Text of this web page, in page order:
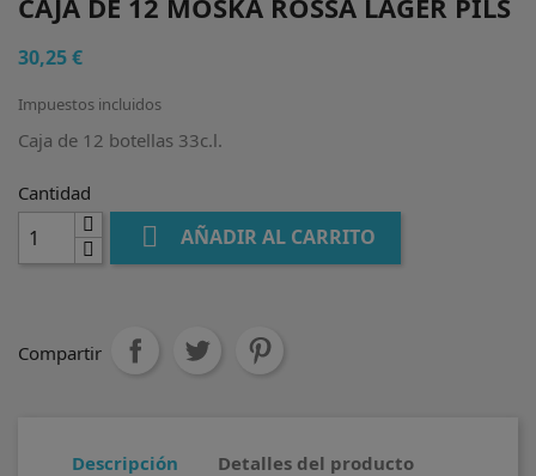
CAJA DE 12 MOSKA ROSSA LAGER PILS
30,25 €
Impuestos incluidos
Caja de 12 botellas 33c.l.
Cantidad
 AÑADIR AL CARRITO
Compartir
Descripción Detalles del producto